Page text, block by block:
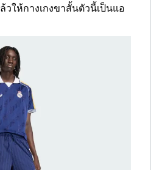
ให้กางเกงขาสั้นตัวนี้เป็นแอ